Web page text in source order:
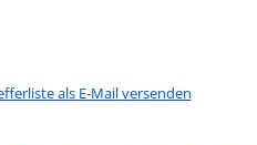
als E-Mail versenden